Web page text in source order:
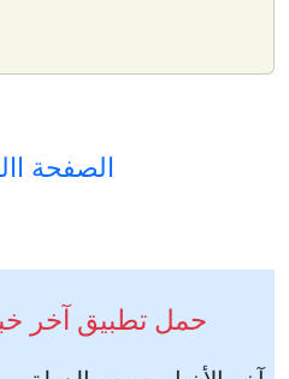
الصفحة
حمل تطبيق آخر